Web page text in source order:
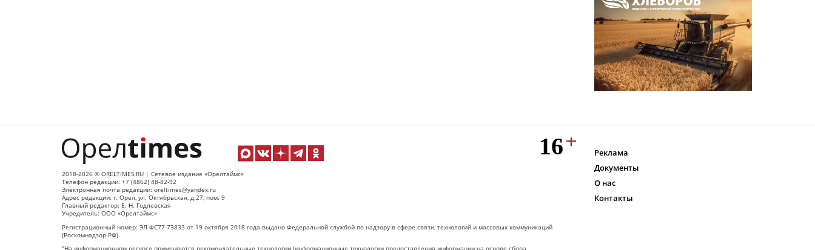
2018-2026 © ORELTIMES.RU | Сетевое издание «Орелтаймс»
Телефон редакции: +7 (4862) 48-82-92
Электронная почта редакции: oreltimes@yandex.ru
Адрес редакции: г. Орел, ул. Октябрьская, д.27, пом. 9
Главный редактор: Е. Н. Годлевская
Учредитель: ООО «Орелтаймс»
Регистрационный номер: ЭЛ ФС77-73833 от 19 октября 2018 года выдано Федеральной службой по надзору в сфере связи, технологий и массовых коммуникаций
(Роскомнадзор РФ).
Реклама
Документы
О нас
Контакты